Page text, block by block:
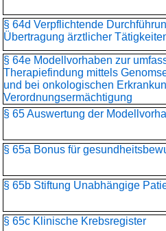
§ 64d Verpflichtende
Übertragung ärztlicher
§ 64e Modellvorhaben zur
Therapiefindung mittels
und bei onkologischen
Verordnungsermächtigung
§ 65 Auswertung der
§ 65a Bonus für
§ 65b Stiftung Unabhängige
§ 65c Klinische Krebsregister